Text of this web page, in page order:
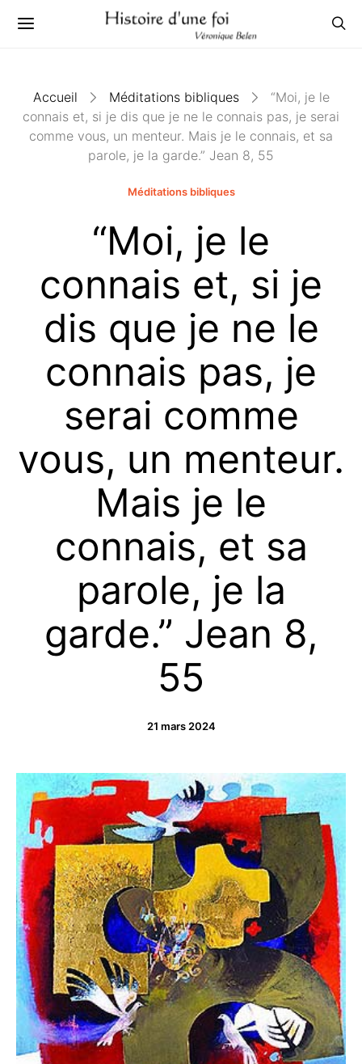
Accueil Méditations bibliques
“Moi, je le
connais et, si je dis que je ne le connais pas, je serai
comme vous, un menteur. Mais je le connais, et sa
parole, je la garde.” Jean 8, 55
Méditations bibliques
“Moi, je le
connais et, si je
dis que je ne le
connais pas, je
serai comme
vous, un menteur.
Mais je le
connais, et sa
parole, je la
garde.” Jean 8,
55
21 mars 2024